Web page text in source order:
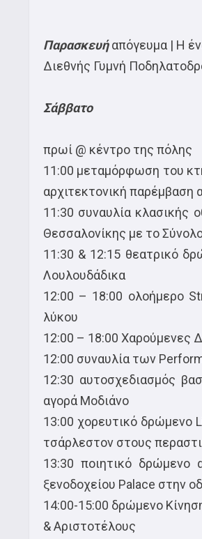
Παρασκευήαπόγευμα | Η
Διεθνής Γυμνή
Σάββατο
πρωί @ κέντρο της πόλης
11:00 μεταμόρφωση του
αρχιτεκτονική παρέμβαση
11:30 συναυλία κλασικής
Θεσσαλονίκης με το
11:30 & 12:15 θεατρικό
Λουλουδάδικα
12:00 – 18:00 ολοήμερο
λύκου
12:00 – 18:00 Χαρούμενες
12:00 συναυλία των
12:30 αυτοσχεδιασμός
αγορά Μοδιάνο
13:00 χορευτικό δρώμενο
τσάρλεστον στους
13:30 ποιητικό δρώμενο
ξενοδοχείου Palace στην
14:00-15:00 δρώμενο
& Αριστοτέλους